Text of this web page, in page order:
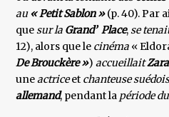
au« Petit Sablon »(p. 40). Par
quesur la Grand’ Place,se
12), alors que le cinéma «
De Brouckère »)accueillait
uneactriceet chanteuse
allemand, pendant la période